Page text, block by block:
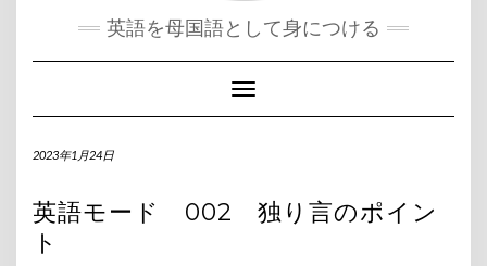
英語を母国語として身につける
Toggle Navigation
2023年1月24日
英語モード 002 独り言のポイン
ト